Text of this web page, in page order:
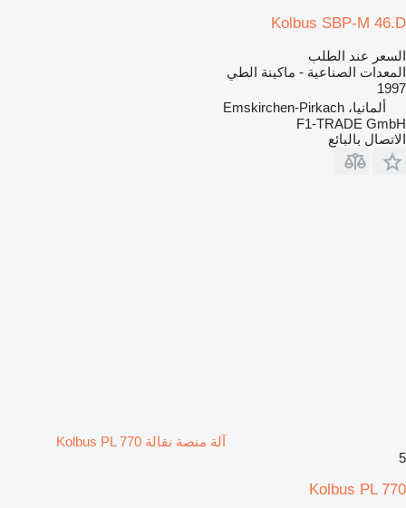
Kolbus SBP-M 46.D
السعر عند الطلب
المعدات الصناعية - ماكينة الطي
1997
ألمانيا، Emskirchen-Pirkach
F1-TRADE GmbH
الاتصال بالبائع
آلة منصة نقالة Kolbus PL 770
5
Kolbus PL 770